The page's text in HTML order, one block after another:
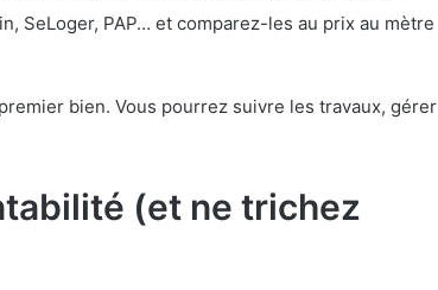
SeLoger, PAP… et comparez-les au prix au mètre
bien. Vous pourrez suivre les travaux, gérer
(et ne trichez